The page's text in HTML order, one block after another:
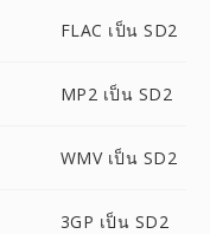
FLAC เป็น SD2
MP2 เป็น SD2
WMV เป็น SD2
3GP เป็น SD2